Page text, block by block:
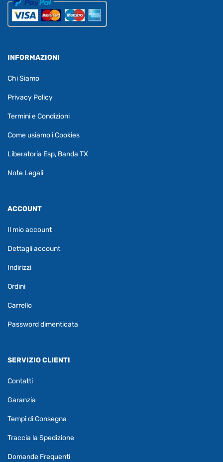
INFORMAZIONI
Chi Siamo
Privacy Policy
Termini e Condizioni
Come usiamo i Cookies
Liberatoria Esp, Banda TX
Note Legali
ACCOUNT
Il mio account
Dettagli account
Indirizzi
Ordini
Carrello
Password dimenticata
SERVIZIO CLIENTI
Contatti
Garanzia
Tempi di Consegna
Traccia la Spedizione
Domande Frequenti